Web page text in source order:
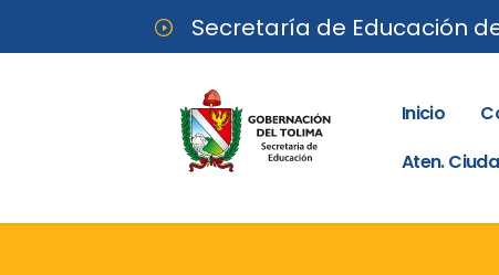
Secretaría de Educación
Inicio
Aten.